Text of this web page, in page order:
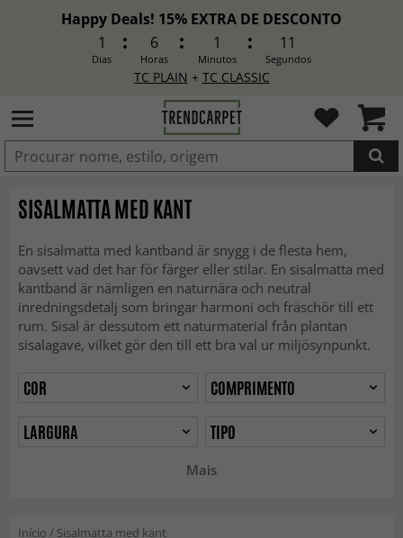
Happy Deals! 15% EXTRA DE DESCONTO
1
Dias
6
Horas
1
Minutos
9
Segundos
TC PLAIN + TC CLASSIC
ADICIONADO
SISALMATTA MED KANT
En sisalmatta med kantband är snygg i de flesta hem,
oavsett vad det har för färger eller stilar. En sisalmatta med
kantband är nämligen en naturnära och neutral
inredningsdetalj som bringar harmoni och fräschör till ett
rum. Sisal är dessutom ett naturmaterial från plantan
sisalagave, vilket gör den till ett bra val ur miljösynpunkt.
Mais
COR
COMPRIMENTO
LARGURA
TIPO
Início / Sisalmatta med kant